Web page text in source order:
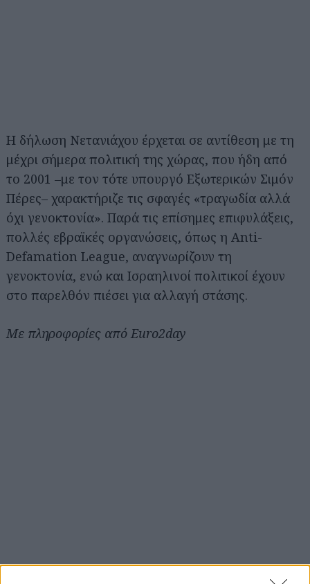
Η δήλωση Νετανιάχου έρχεται σε αντίθεση με τη
μέχρι σήμερα πολιτική της χώρας, που ήδη από
το 2001 –με τον τότε υπουργό Εξωτερικών Σιμόν
Πέρες– χαρακτήριζε τις σφαγές «τραγωδία αλλά
όχι γενοκτονία». Παρά τις επίσημες επιφυλάξεις,
πολλές εβραϊκές οργανώσεις, όπως η Anti-
Defamation League, αναγνωρίζουν τη
γενοκτονία, ενώ και Ισραηλινοί πολιτικοί έχουν
στο παρελθόν πιέσει για αλλαγή στάσης.
Με πληροφορίες από Euro2day